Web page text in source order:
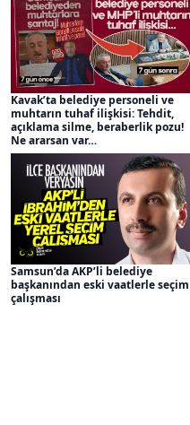
Kavak’ta belediye personeli ve
muhtarın tuhaf ilişkisi: Tehdit,
açıklama silme, beraberlik pozu!
Ne ararsan var…
Samsun’da AKP’li belediye
başkanından eski vaatlerle seçim
çalışması